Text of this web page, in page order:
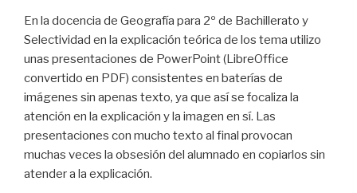
En la docencia de Geografía para 2º de Bachillerato y
Selectividad en la explicación teórica de los tema utilizo
unas presentaciones de PowerPoint (LibreOffice
convertido en PDF) consistentes en baterías de
imágenes sin apenas texto, ya que así se focaliza la
atención en la explicación y la imagen en sí. Las
presentaciones con mucho texto al final provocan
muchas veces la obsesión del alumnado en copiarlos sin
atender a la explicación.